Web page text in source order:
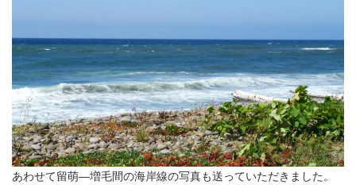
あわせて留萌―増毛間の海岸線の写真も送っていただきました。